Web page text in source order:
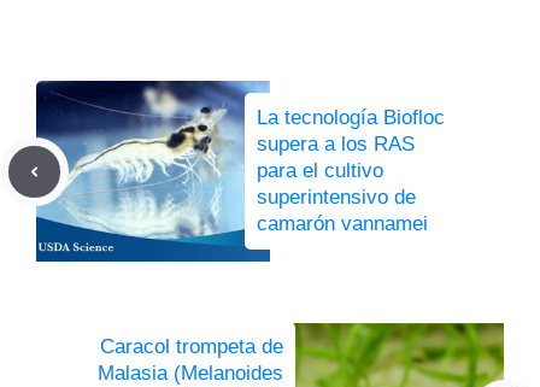
La tecnología Biofloc
supera a los RAS
para el cultivo
superintensivo de
camarón vannamei
Caracol trompeta de
Malasia (Melanoides